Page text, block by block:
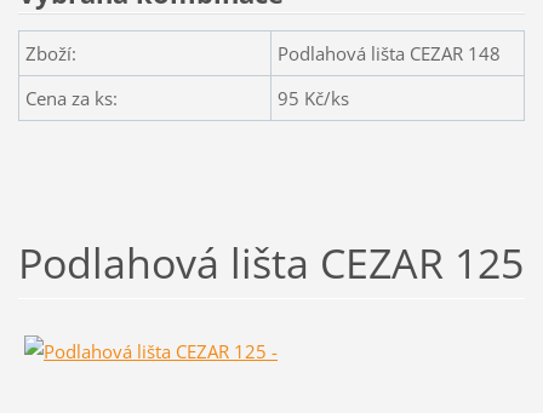
Zboží:
Podlahová lišta CEZAR 148
Cena za ks:
95 Kč/ks
Podlahová lišta CEZAR 125